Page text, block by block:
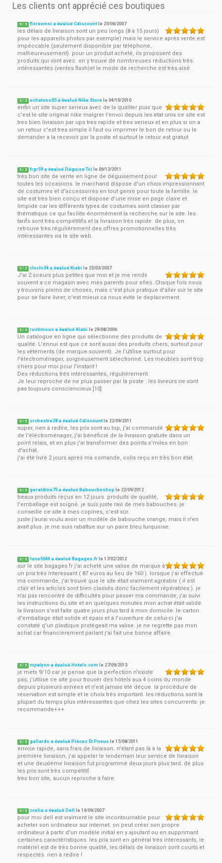
Les clients ont apprécié ces boutiques
5 / 5 florecmoi a évalué Cdiscount le 25/06/2007
les délais de livraison sont un peu longs (8 à 15 jours)
pour les appareils photos par exemple) mais le service après vente est
impéccable (seulement disponible par téléphone,
malheureusement). pour un produit acheté, ils proposent des
produits qui vont avec. on y trouve de nombreuses réductions très
intéressantes (ventes flash)et le mode de recherche est très aisé.
5 / 5 echatons05 a évalué Nike Store le04/10/2010
enfin un site super serieux avec de la qualiter puis que
c'est le site original nike malgrer l'envoi depuis les etat unis ce site est
tres bien livraison par ups tres rapide et tres serieux et en plus si on a
un retour c'est tres simple il faut ou imprimer le bon de retour ou le
demander a la recevoir par la poste et surtout le retour est gratuit
5 / 5 frgr59 a évalué Déguise Toi le06/12/2011
très bon site de vente en ligne de déguisement pour
toutes les occasions. le marchand dispose d'un choix impressionnant
de costumes et d'accessoires en tout genre pour toute la famille. le
site est très bien conçu et dispose d'une mise en page claire et
limpide car les différents types de costumes sont classer par
thématique ce qui facilite énormément la recherche sur le site. les
tarifs sont très compétitifs et la livraison très rapide. de plus, on
retrouve très régulièrement des offres promotionnelles très
intéressantes via le site web.
5 / 5 cloclo54 a évalué Kiabi le 25/03/2007
J'ai 2 soeurs plus petites que moi et je me rends
souvent a ce magasin avec mes parents pour elles. Chaque fois nous
y trouvons pleins de choses, mais c'est plus pratique d'aller sur le site
pour se faire livrer, c'est mieux ca nous evite le deplacement.
5 / 5 rustimous a évalué Kiabi le 29/08/2006
Un catalogue en ligne qui sélectionne des produits de
qualité. L'ennui est que ce sont aussi des produits chers, surtout pour
les vêtements (de marque souvent). Je l'utilise surtout pour
l'électroménager, soigneusement sélectionné. Les meubles sont trop
chers pour moi pour l'instant !
Des réductions très intéressantes, régulièrement.
Je leur reproche de ne plus passer par la poste : les livreurs ne sont
pas toujours consciencieux.[10]
5 / 5 orchestre28 a évalué Cdiscount le 22/09/2011
super, rien à redire, les prix sont au top, j'ai commandé
de l'éléctroménager, j'ai bénéficié de la livraison gratuite dans un
point relais, et en plus j'ai transformer des points s'miles en bon
d'achat.
j'ai été livré 2 jours après ma comande, colis reçu en très bon état.
5 / 5 geraldine75 a évalué Baboucheshop le 22/09/2012
beaux produits reçus en 12 jours. produits de qualité,
l'emballage est soigné. je suis juste ravi de mes babouches. je
conseille ce site à mes copines, c'est sûr.
juste j'aurai voulu avoir un modèle de babouche orange, mais il n'en
avait plus. je me suis rabattue sur un paire bleu turquoise.
5 / 5 lune5644 a évalué Bagages.fr le17/02/2012
sur le site bagages.fr j'ai acheté une valise de marque à
un prix très interessant ( 87 euros au lieu de 160 ). lorsque j'ai effectué
ma commande, j'ai trouvé que le site était vraiment agréable ( il est
clair et les articles sont bien classés donc facilement répérables ). je
n'ai pas rencontré de difficultés pour passer ma commande, j'ai suivi
les instructions du site et en quelques minutes mon achat était validé.
la livraison s'est faite quatre jours plus tard à mon domicile. le carton
d'emballage était solide et épais et à l'ouverture de celui-ci j'ai
constaté q'un plastique protégeait ma valise. je ne regrette pas mon
achat car financièrement parlant j'ai fait une bonne affaire.
5 / 5 mpvlyon a évalué Hotels.com le 27/09/2013
je mets 9/10 car je pense que la perfection n'existe
pas; j'utilise ce site pour trouver des hôtels aux 4 coins du monde
depuis plusieurs années et n'est jamais été déçue. la procédure de
réservation est simple et le choix très important. les réductions sont la
plupart du temps plus intéressantes que chez les sites concurrents. je
recommande+++
5 / 5 gallardo a évalué Pièces Et Pneus le15/08/2011
envoie rapide, sans frais de livraison. n'étant pas là à la
première livraison, j'ai appeler le lendemain leur service de livraison
et une deuxième livraison fut programmé deux jours plus tard. de plus
les prix sont très compétitif.
très bon site, aucun reproche à faire.
5 / 5 ccelia a évalué Dell le19/09/2007
pour moi dell est vraiment le site incontournable pour
acheter son ordinateur sur internet. on peut créer son propre
ordinateur à partir d'un modèle initial en y ajoutant ou en supprimant
certaines caractéristiques. les prix sont en général très intéressants, le
matériel est de très bonne qualité, les délais de livraison sont courts et
respectés. rien à redire !